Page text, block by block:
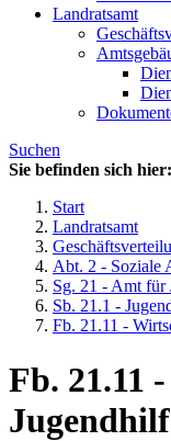
Landratsamt
Suchen
Sie befinden sich hier:
Start
Landratsamt
Abt. 2 - Soziale
Sg. 21 - Amt für
Sb. 21.1 -
Fb. 21.11 -
Fb. 21.11